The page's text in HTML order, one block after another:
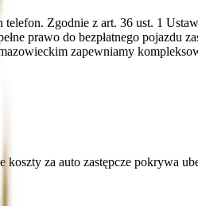
Zgodnie z art. 36 ust. 1
prawo do bezpłatnego pojazdu
zapewniamy
za auto zastępcze pokrywa